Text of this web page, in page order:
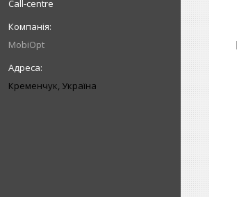
Call-centre
MobiOpt
Кременчук, Україна